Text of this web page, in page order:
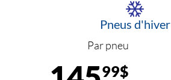
Pneus d'hiver
Par pneu
99$